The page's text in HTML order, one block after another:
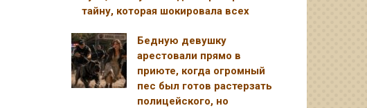
тайну, которая шокировала всех
Бедную девушку
арестовали прямо в
приюте, когда огромный
пес был готов растерзать
полицейского, но